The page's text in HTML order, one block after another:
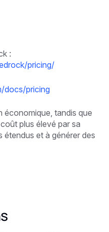
:
pricing/
docs/pricing
économique, tandis que
plus élevé par sa
et à générer des